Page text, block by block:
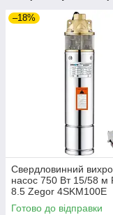
–18%
Свердловинний
насос 750 Вт 15/58 м
8.5 Zegor 4SKM100E
побутовий насос для
Готово до відправки